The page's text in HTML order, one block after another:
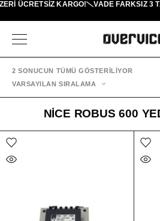
ÜCRETSİZ KARGO! VADE FARKSIZ 3
2 SONUCUN TÜMÜ GÖSTERILIYOR
VARSAYILAN SIRALAMA
NICE ROBUS 600